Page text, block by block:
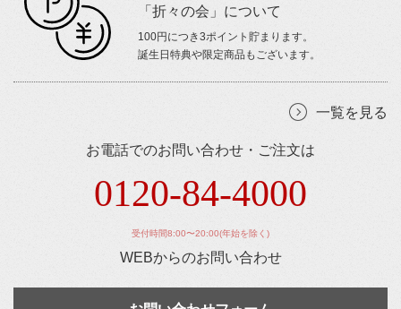
「折々の会」について
100円につき3ポイント貯まります。
誕生日特典や限定商品もございます。
一覧を見る
お電話でのお問い合わせ・ご注文は
0120-84-4000
受付時間8:00〜20:00(年始を除く)
WEBからのお問い合わせ